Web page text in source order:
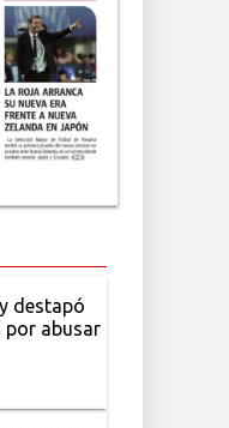
destapó
por abusar